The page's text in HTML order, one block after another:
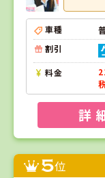
車種
割引
料金
詳
5位